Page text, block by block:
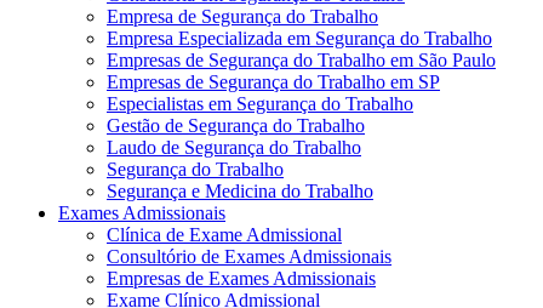
Empresa de Segurança do Trabalho
Empresa Especializada em Segurança do Trabalho
Empresas de Segurança do Trabalho em São Paulo
Empresas de Segurança do Trabalho em SP
Especialistas em Segurança do Trabalho
Gestão de Segurança do Trabalho
Laudo de Segurança do Trabalho
Segurança do Trabalho
Segurança e Medicina do Trabalho
Exames Admissionais
Clínica de Exame Admissional
Consultório de Exames Admissionais
Empresas de Exames Admissionais
Exame Clínico Admissional